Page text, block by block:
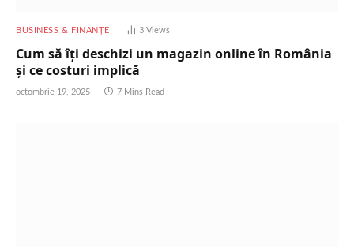
BUSINESS & FINANȚE 3 Views
Cum să îți deschizi un magazin online în România
și ce costuri implică
octombrie 19, 2025 7 Mins Read